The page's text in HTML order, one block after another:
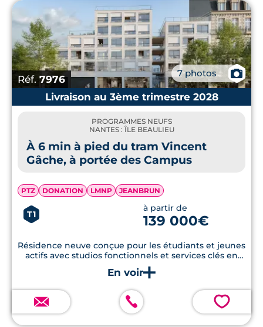
Réf. 7976 7 photos
📷
Livraison au 3ème trimestre 2028
PROGRAMMES NEUFS
NANTES : ÎLE BEAULIEU
À 6 min à pied du tram Vincent
Gâche, à portée des Campus
PTZ DONATION LMNP JEANBRUN
T1
à partir de
139 000€
Résidence neuve conçue pour les étudiants et jeunes
actifs avec studios fonctionnels et services clés en
💗